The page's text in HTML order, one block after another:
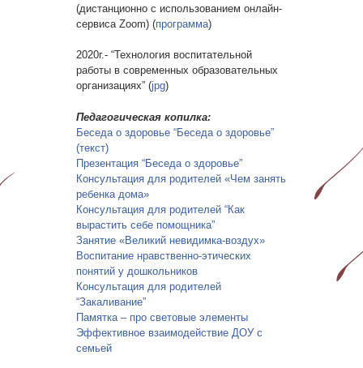
(дистанционно с использованием онлайн-
сервиса Zoom) (программа)
2020г.- “Технология воспитательной
работы в современных образовательных
организациях” (jpg)
Педагогическая копилка:
Беседа о здоровье “Беседа о здоровье”
(текст)
Презентация “Беседа о здоровье”
Консультация для родителей «Чем занять
ребенка дома»
Консультация для родителей “Как
вырастить себе помощника”
Занятие «Великий невидимка-воздух»
Воспитание нравственно-этических
понятий у дошкольников
Консультация для родителей
“Закаливание”
Памятка – про световые элементы
Эффективное взаимодействие ДОУ с
семьей